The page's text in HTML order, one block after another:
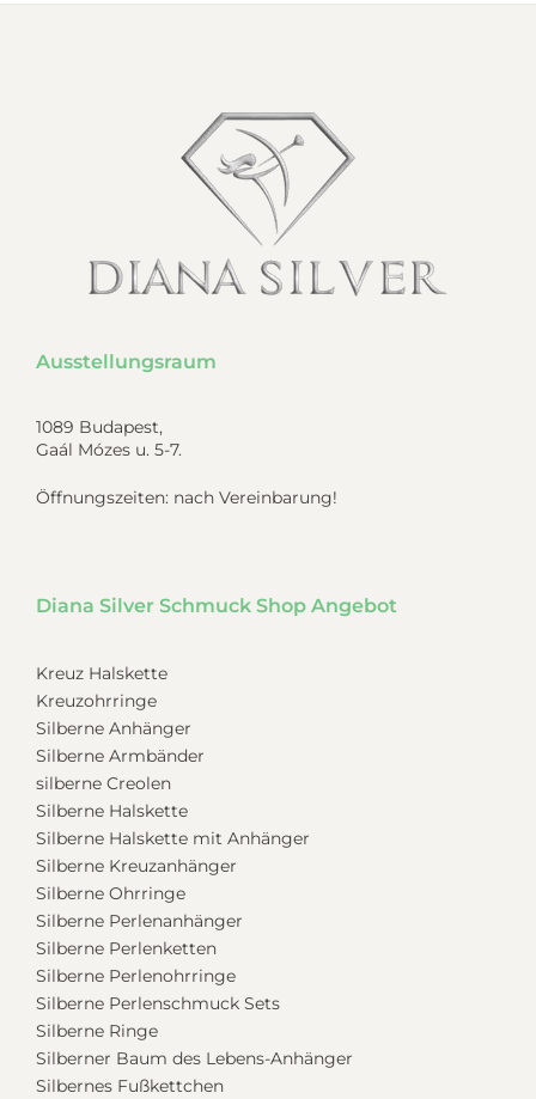
Ausstellungsraum
1089 Budapest,
Gaál Mózes u. 5-7.
Öffnungszeiten: nach Vereinbarung!
Diana Silver Schmuck Shop Angebot
Kreuz Halskette
Kreuzohrringe
Silberne Anhänger
Silberne Armbänder
silberne Creolen
Silberne Halskette
Silberne Halskette mit Anhänger
Silberne Kreuzanhänger
Silberne Ohrringe
Silberne Perlenanhänger
Silberne Perlenketten
Silberne Perlenohrringe
Silberne Perlenschmuck Sets
Silberne Ringe
Silberner Baum des Lebens-Anhänger
Silbernes Fußkettchen